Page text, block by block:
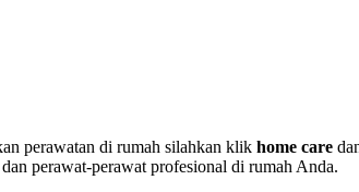
perawatan di rumah silahkan klik home care
perawat-perawat profesional di rumah Anda.